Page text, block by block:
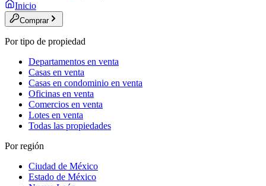
Inicio
Comprar
Por tipo de propiedad
Departamentos en venta
Casas en venta
Casas en condominio en venta
Oficinas en venta
Comercios en venta
Lotes en venta
Todas las propiedades
Por región
Ciudad de México
Estado de México